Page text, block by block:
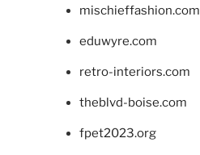
mischieffashion.com
eduwyre.com
retro-interiors.com
theblvd-boise.com
fpet2023.org